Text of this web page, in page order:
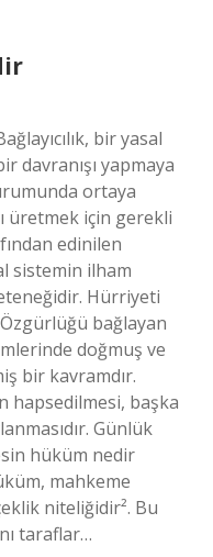
bir yasal
davranışı yapmaya
ortaya
üretmek için gerekli
edinilen
sistemin ilham
Hürriyeti
Özgürlüğü bağlayan
doğmuş ve
bir kavramdır.
hapsedilmesi, başka
Günlük
hüküm nedir
mahkeme
niteliğidir². Bu
taraflar…